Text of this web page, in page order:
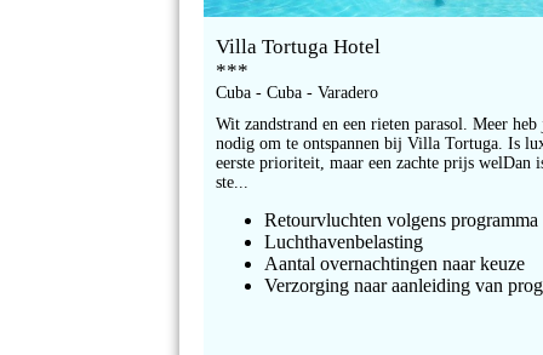
Villa Tortuga Hotel
***
Cuba - Cuba - Varadero
Wit zandstrand en een rieten parasol. Meer
nodig om te ontspannen bij Villa Tortuga. Is
eerste prioriteit, maar een zachte prijs welDan
ste...
Retourvluchten volgens programma
Luchthavenbelasting
Aantal overnachtingen naar keuze
Verzorging naar aanleiding van